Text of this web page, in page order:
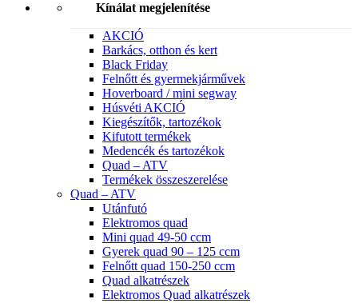
Kínálat megjelenítése
AKCIÓ
Barkács, otthon és kert
Black Friday
Felnőtt és gyermekjárművek
Hoverboard / mini segway
Húsvéti AKCIÓ
Kiegészítők, tartozékok
Kifutott termékek
Medencék és tartozékok
Quad – ATV
Termékek összeszerelése
Quad – ATV
Utánfutó
Elektromos quad
Mini quad 49-50 ccm
Gyerek quad 90 – 125 ccm
Felnőtt quad 150-250 ccm
Quad alkatrészek
Elektromos Quad alkatrészek